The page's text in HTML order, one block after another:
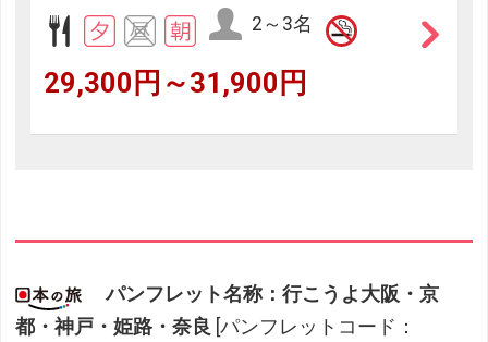
2～3名
29,300円～31,900円
パンフレット名称：行こうよ大阪・京
都・神戸・姫路・奈良 [パンフレットコード：